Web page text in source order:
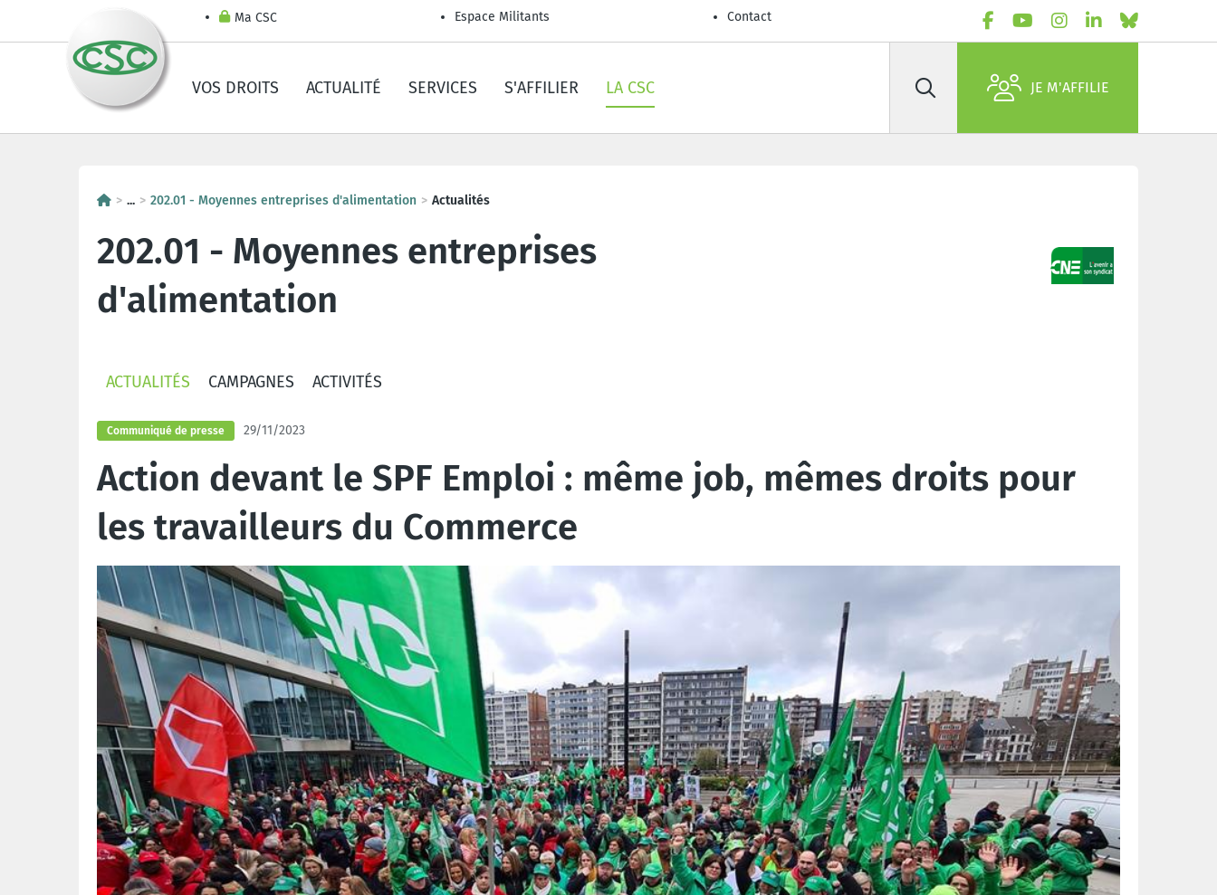
Ma CSC Espace Militants Contact
VOS DROITS ACTUALITÉ SERVICES S'AFFILIER LA CSC Rechercher JE M'AFFILIE
... 202.01 - Moyennes entreprises d'alimentation Actualités
202.01 - Moyennes entreprises
d'alimentation
ACTUALITÉS CAMPAGNES ACTIVITÉS
Communiqué de presse 29/11/2023
Action devant le SPF Emploi : même job, mêmes droits pour
les travailleurs du Commerce